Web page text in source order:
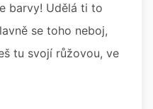
barvy! Udělá ti to
se toho neboj,
tu svojí růžovou, ve